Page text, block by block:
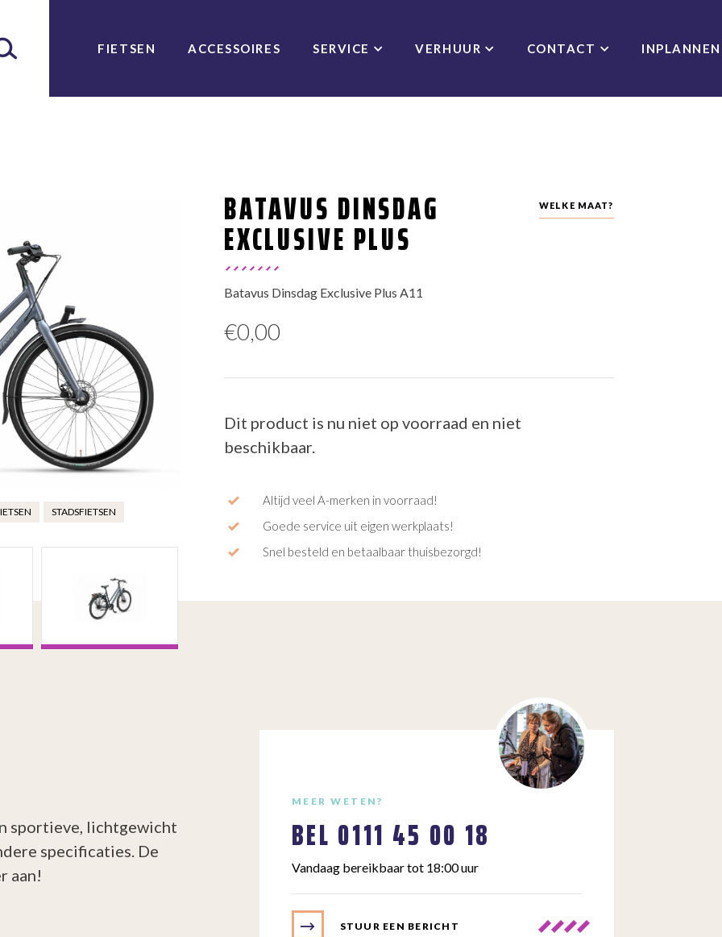
FIETSEN ACCESSOIRES SERVICE VERHUUR CONTACT INPLANNEN
STADSFIETSEN
WELKE MAAT?
BATAVUS DINSDAG
EXCLUSIVE PLUS
Batavus Dinsdag Exclusive Plus A11
€0,00
Dit product is nu niet op voorraad en niet
beschikbaar.
Altijd veel A-merken in voorraad!
Goede service uit eigen werkplaats!
Snel besteld en betaalbaar thuisbezorgd!
sportieve, lichtgewicht
specificaties. De
aan!
MEER WETEN?
BEL 0111 45 00 18
Vandaag bereikbaar tot 18:00 uur
STUUR EEN BERICHT